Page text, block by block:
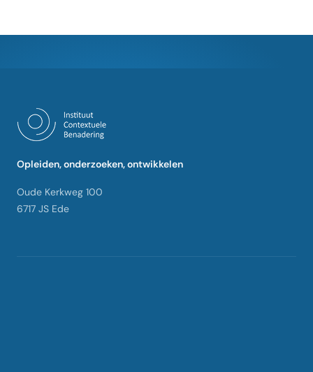
Opleiden, onderzoeken, ontwikkelen
Oude Kerkweg 100
6717 JS Ede